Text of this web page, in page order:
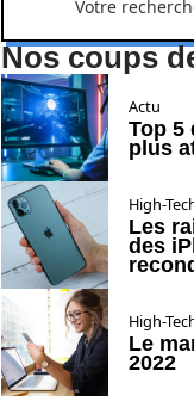
Nos coups
Actu
Top 5
plus
High-
Les
des
High-
Le
2022